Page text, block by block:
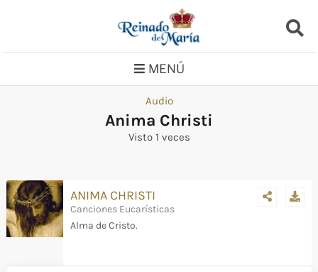
MENÚ
Audio
Anima Christi
Visto 1 veces
ANIMA CHRISTI
Canciones Eucarísticas
Alma de Cristo.